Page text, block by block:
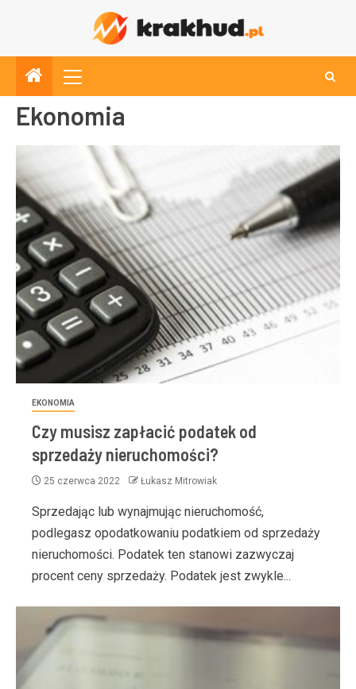
Ekonomia
EKONOMIA
Czy musisz zapłacić podatek od
sprzedaży nieruchomości?
25 czerwca 2022 Łukasz Mitrowiak
Sprzedając lub wynajmując nieruchomość,
podlegasz opodatkowaniu podatkiem od sprzedaży
nieruchomości. Podatek ten stanowi zazwyczaj
procent ceny sprzedaży. Podatek jest zwykle...